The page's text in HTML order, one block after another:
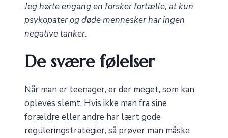
Jeg hørte engang en forsker fortælle, at kun
psykopater og døde mennesker har ingen
negative tanker.
De svære følelser
Når man er teenager, er der meget, som kan
opleves slemt. Hvis ikke man fra sine
forældre eller andre har lært gode
reguleringstrategier, så prøver man måske